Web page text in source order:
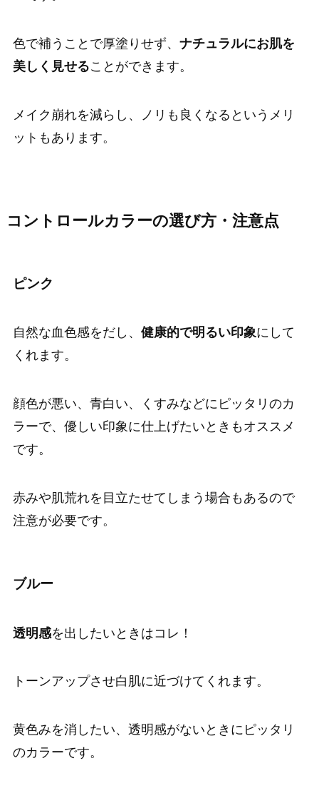
色で補うことで厚塗りせず、 ナチュラルにお肌を
美しく見せることができます。
メイク崩れを減らし、ノリも良くなるというメリ
ットもあります。
コントロールカラーの選び方・注意点
ピンク
自然な血色感をだし、 健康的で明るい印象にして
くれます。
顔色が悪い、青白い、くすみなどにピッタリのカ
ラーで、優しい印象に仕上げたいときもオススメ
です。
赤みや肌荒れを目立たせてしまう場合もあるので
注意が必要です。
ブルー
透明感を出したいときはコレ！
トーンアップさせ白肌に近づけてくれます。
黄色みを消したい、透明感がないときにピッタリ
のカラーです。